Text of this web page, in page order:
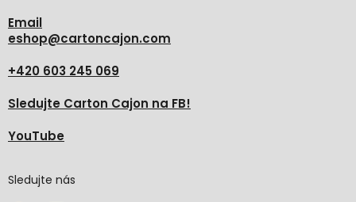
Email
eshop@cartoncajon.com
+420 603 245 069
Sledujte Carton Cajon na FB!
YouTube
Sledujte nás